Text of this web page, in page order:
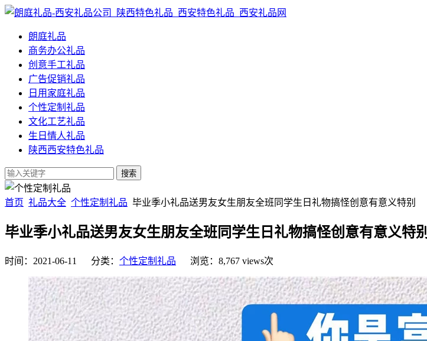
朗庭礼品
商务办公礼品
创意手工礼品
广告促销礼品
日用家庭礼品
个性定制礼品
文化工艺礼品
生日情人礼品
陕西西安特色礼品
首页 礼品大全 个性定制礼品 毕业季小礼品送男友女生朋友全班同学生日礼物搞怪创意有意义特别
毕业季小礼品送男友女生朋友全班同学生日礼物搞怪创意有意义特别
时间：2021-06-11 分类： 个性定制礼品 浏览：8,767 views次